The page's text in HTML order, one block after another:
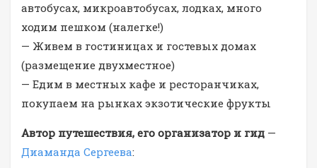
автобусах, микроавтобусах, лодках, много
ходим пешком (налегке!)
— Живем в гостиницах и гостевых домах
(размещение двухместное)
— Едим в местных кафе и ресторанчиках,
покупаем на рынках экзотические фрукты
Автор путешествия, его организатор и гид —
Диаманда Сергеева: